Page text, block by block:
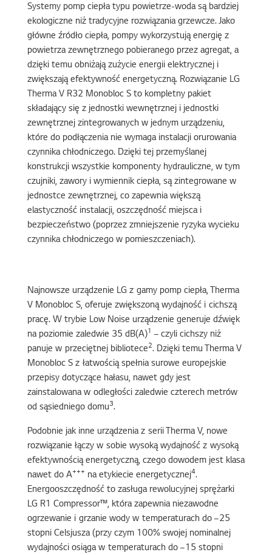
Systemy pomp ciepła typu powietrze-woda są bardziej
ekologiczne niż tradycyjne rozwiązania grzewcze. Jako
główne źródło ciepła, pompy wykorzystują energię z
powietrza zewnętrznego pobieranego przez agregat, a
dzięki temu obniżają zużycie energii elektrycznej i
zwiększają efektywność energetyczną. Rozwiązanie LG
Therma V R32 Monobloc S to kompletny pakiet
składający się z jednostki wewnętrznej i jednostki
zewnętrznej zintegrowanych w jednym urządzeniu,
które do podłączenia nie wymaga instalacji orurowania
czynnika chłodniczego. Dzięki tej przemyślanej
konstrukcji wszystkie komponenty hydrauliczne, w tym
czujniki, zawory i wymiennik ciepła, są zintegrowane w
jednostce zewnętrznej, co zapewnia większą
elastyczność instalacji, oszczędność miejsca i
bezpieczeństwo (poprzez zmniejszenie ryzyka wycieku
czynnika chłodniczego w pomieszczeniach).
Najnowsze urządzenie LG z gamy pomp ciepła, Therma
V Monobloc S, oferuje zwiększoną wydajność i cichszą
pracę. W trybie Low Noise urządzenie generuje dźwięk
na poziomie zaledwie 35 dB(A)1
– czyli cichszy niż
panuje w przeciętnej bibliotece2. Dzięki temu Therma V
Monobloc S z łatwością spełnia surowe europejskie
przepisy dotyczące hałasu, nawet gdy jest
zainstalowana w odległości zaledwie czterech metrów
od sąsiedniego domu3.
Podobnie jak inne urządzenia z serii Therma V, nowe
rozwiązanie łączy w sobie wysoką wydajność z wysoką
efektywnością energetyczną, czego dowodem jest klasa
nawet do A+++ na etykiecie energetycznej4.
Energooszczędność to zasługa rewolucyjnej sprężarki
LG R1 Compressor™, która zapewnia niezawodne
ogrzewanie i grzanie wody w temperaturach do –25
stopni Celsjusza (przy czym 100% swojej nominalnej
wydajności osiąga w temperaturach do –15 stopni